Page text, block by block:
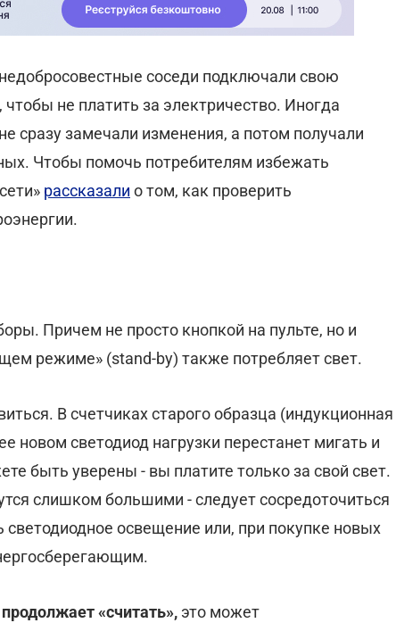
соседи подключали свою
не платить за электричество. Иногда
сразу замечали изменения, а потом получали
Чтобы помочь потребителям избежать
рассказали о том, как проверить
Причем не просто кнопкой на пульте, но и
режиме» (stand-by) также потребляет свет.
В счетчиках старого образца (индукционная
новом светодиод нагрузки перестанет мигать и
быть уверены - вы платите только за свой свет.
слишком большими - следует сосредоточиться
освещение или, при покупке новых
«считать», это может